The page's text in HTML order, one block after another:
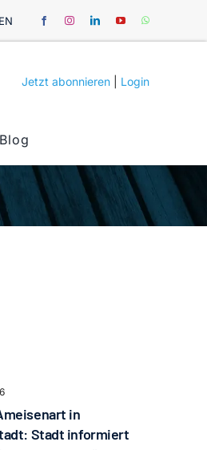
Jetzt abonnieren Login
Blog
in
Stadt informiert